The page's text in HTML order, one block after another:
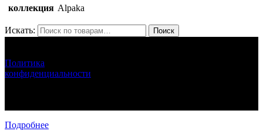
коллекция Alpaka
Искать: Поиск
Политика
конфиденциальности
Подробнее